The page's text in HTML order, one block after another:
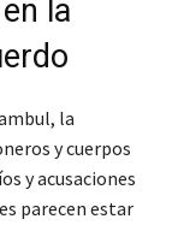
la
la
y cuerpos
y acusaciones
parecen estar